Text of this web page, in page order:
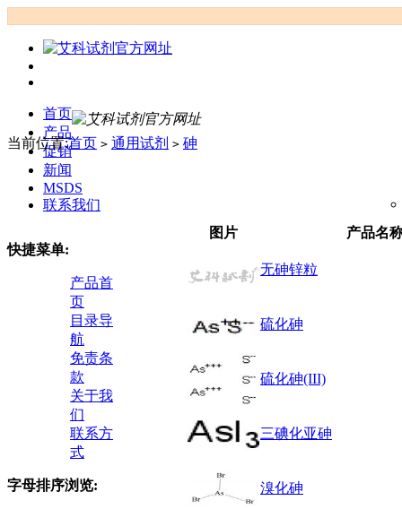
首页
产品
促销
新闻
MSDS
联系我们
当前位置:首页 > 通用试剂 > 砷
快捷菜单:
产品首
页
目录导
航
免责条
款
关于我
们
联系方
式
字母排序浏览:
图片 产品名
无砷锌粒
硫化砷
硫化砷(III)
三碘化亚砷
溴化砷